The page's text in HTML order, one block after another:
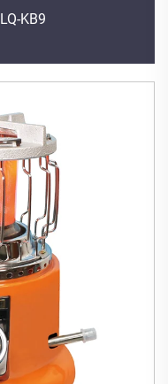
LQ-KB9 سخان غاز خارجي